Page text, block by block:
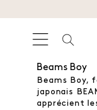
Beams Boy
Beams Boy,
japonais
apprécient